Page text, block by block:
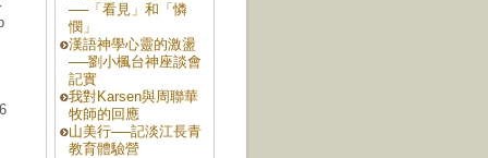
──「看見」和「憐
憫」
漢語神學心靈的激盪
──劉小楓台神座談會
記實
我對Karsen與周聯華
牧師的回應
山美行──記淡江長青
教育體驗營